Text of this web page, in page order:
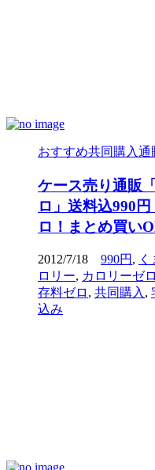
おすすめ共同購入通
ケース売り通販
ロ」送料込990
ロ！まとめ買い
2012/7/18 990円 ,
ロリー, カロリーゼロ
存料ゼロ , 共同購入 ,
込み